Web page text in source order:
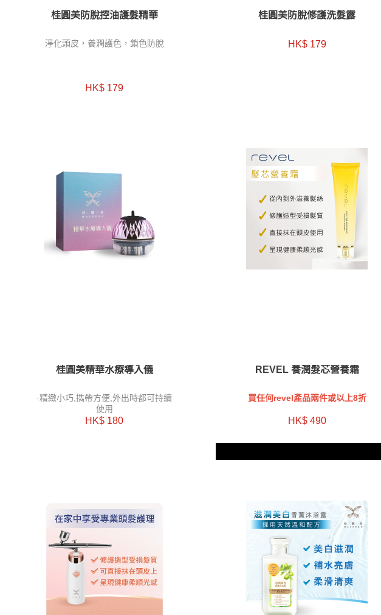
桂圓美防脫控油護髮精華
淨化頭皮， 養潤護色， 鎖色防脫
HK$ 179
桂圓美防脫修護洗髮露
HK$ 179
桂圓美精華水療導入儀
·精緻小巧,擕帶方便,外出時都可持續
使用
HK$ 180
REVEL 養潤髮芯營養霜
買任何revel產品兩件或以上8折
HK$ 490